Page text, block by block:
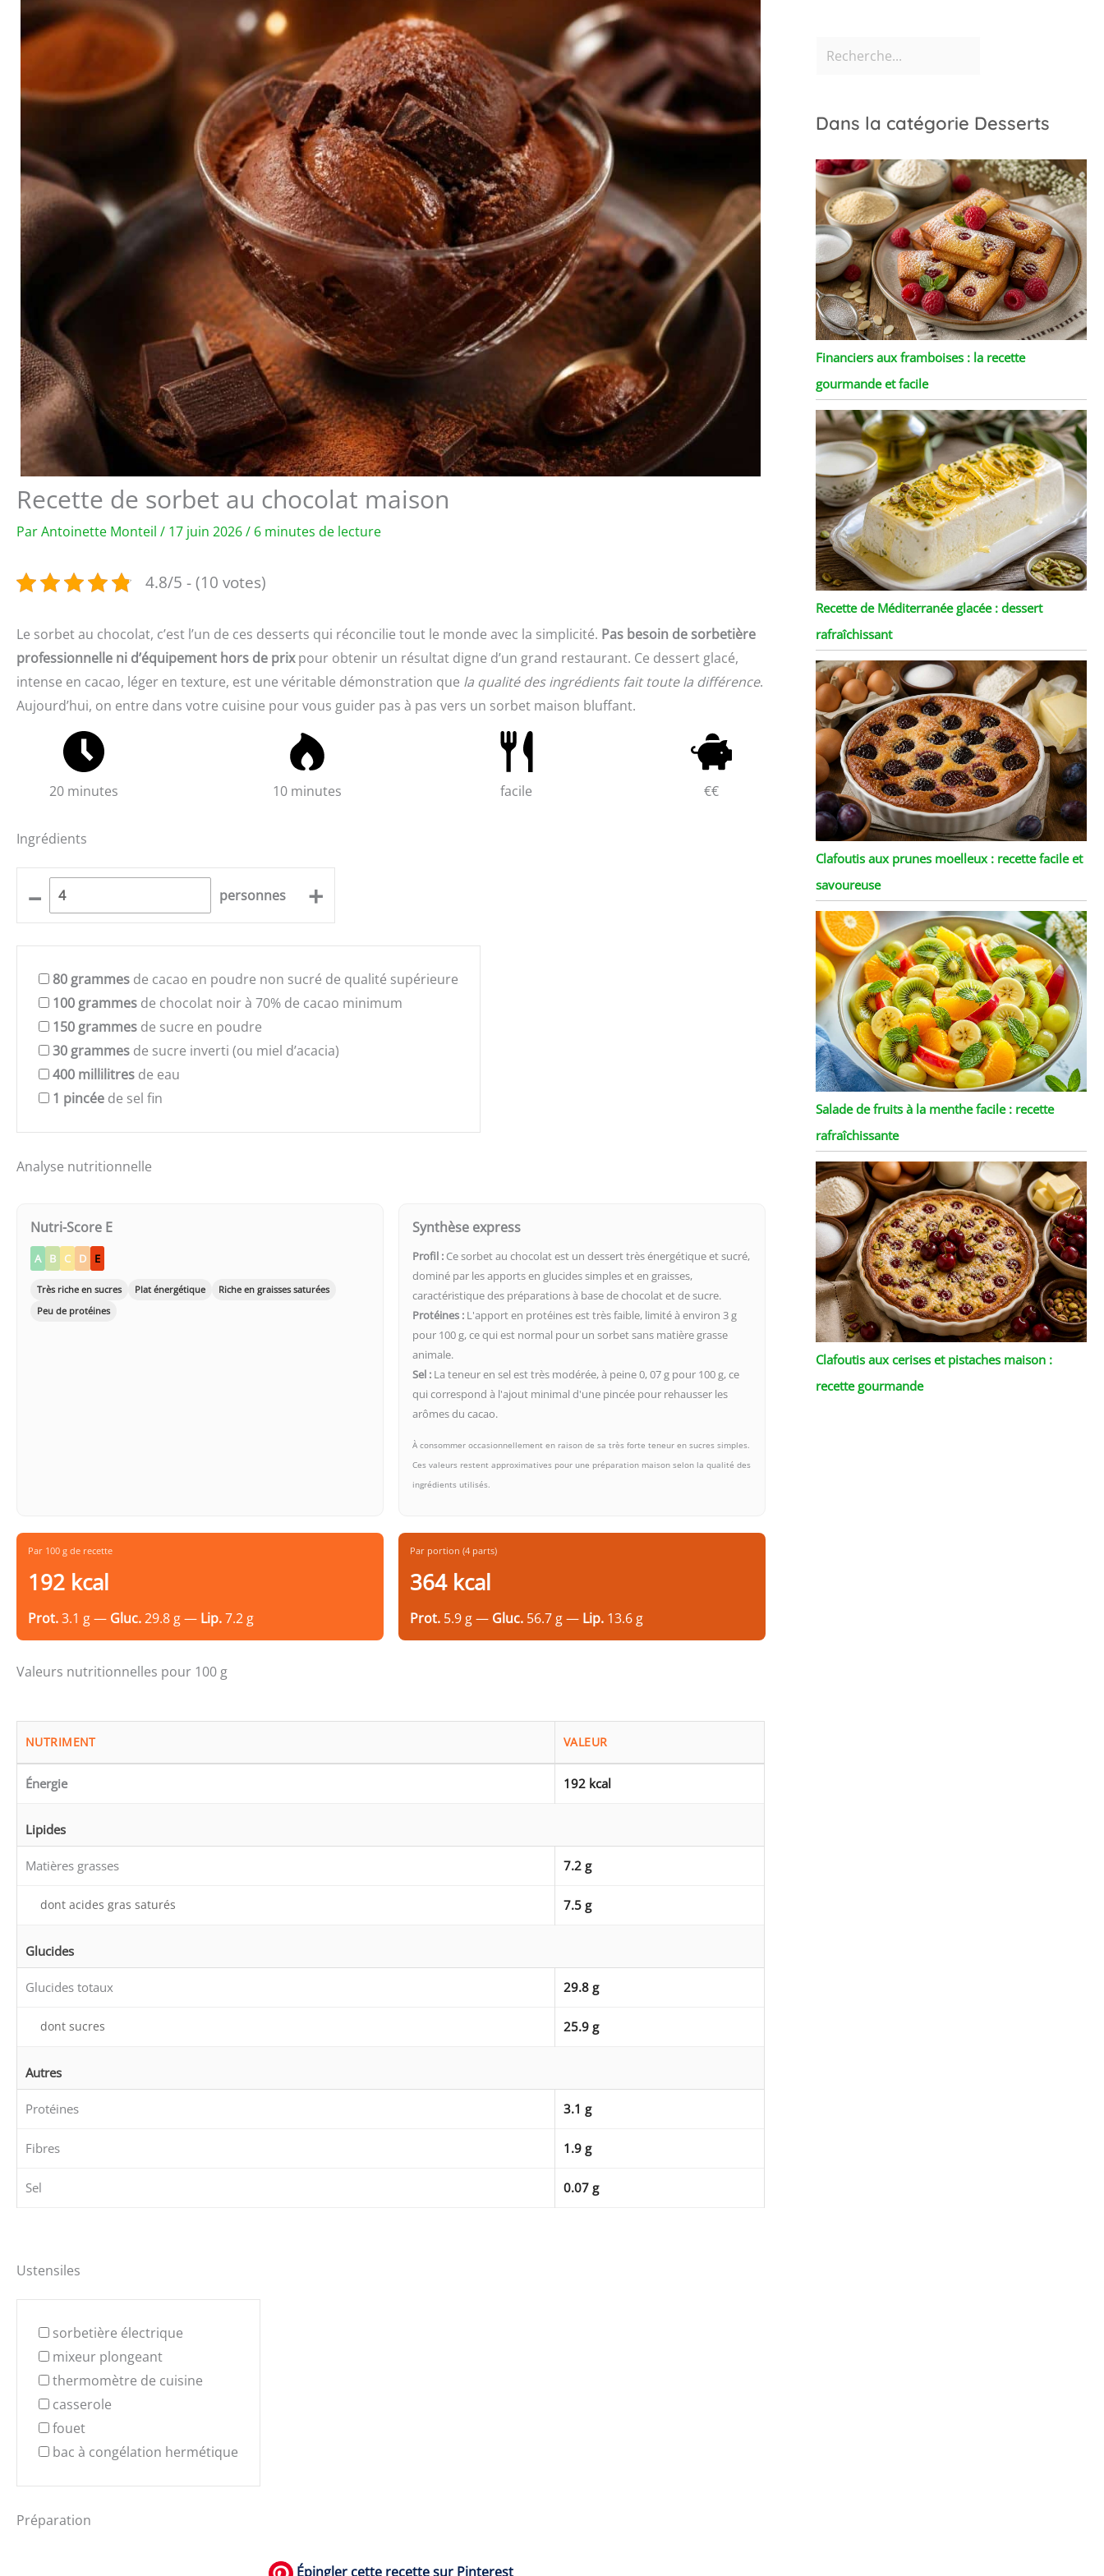
Recette de sorbet au chocolat maison
ParAntoinette Monteil / 17 juin 2026/ 6 minutes de lecture
4.8/5 - (10 votes)
Le sorbet au chocolat, c’est l’un de ces desserts qui réconcilie tout le monde avec la simplicité. Pas besoin de sorbetière
professionnelle ni d’équipement hors de prixpour obtenir un résultat digne d’un grand restaurant. Ce dessert glacé,
intense en cacao, léger en texture, est une véritable démonstration que la qualité des ingrédients fait toute la différence.
Aujourd’hui, on entre dans votre cuisine pour vous guider pas à pas vers un sorbet maison bluffant.
20 minutes 10 minutes facile €€
Ingrédients
– personnes +
80 grammes de cacao en poudre non sucré de qualité supérieure
100 grammes de chocolat noir à 70% de cacao minimum
150 grammes de sucre en poudre
30 grammes de sucre inverti (ou miel d’acacia)
400 millilitres de eau
1 pincée de sel fin
Analyse nutritionnelle
Nutri-Score E
A B C D E
Très riche en sucres Plat énergétique
Riche en graisses saturées
Peu de protéines
Synthèse express
Profil : Ce sorbet au chocolat est un dessert très énergétique et sucré,
dominé par les apports en glucides simples et en graisses,
caractéristique des préparations à base de chocolat et de sucre.
Protéines : L'apport en protéines est très faible, limité à environ 3 g
pour 100 g, ce qui est normal pour un sorbet sans matière grasse
animale.
Sel : La teneur en sel est très modérée, à peine 0, 07 g pour 100 g, ce
qui correspond à l'ajout minimal d'une pincée pour rehausser les
arômes du cacao.
À consommer occasionnellement en raison de sa très forte teneur en sucres simples.
Ces valeurs restent approximatives pour une préparation maison selon la qualité des
ingrédients utilisés.
Par 100 g de recette
192 kcal
Prot.3.1 g — Gluc.29.8 g — Lip.7.2 g
Par portion (4 parts)
364 kcal
Prot. 5.9 g — Gluc. 56.7 g — Lip. 13.6 g
Valeurs nutritionnelles pour 100 g
NUTRIMENT VALEUR
Énergie 192 kcal
Lipides
Matières grasses 7.2 g
dont acides gras saturés 7.5 g
Glucides
Glucides totaux 29.8 g
dont sucres 25.9 g
Autres
Protéines 3.1 g
Fibres 1.9 g
Sel 0.07 g
Ustensiles
sorbetière électrique
mixeur plongeant
thermomètre de cuisine
casserole
fouet
bac à congélation hermétique
Préparation
Épingler cette recette sur Pinterest
Dans la catégorie Desserts
Financiers aux framboises : la recette
gourmande et facile
Recette de Méditerranée glacée : dessert
rafraîchissant
Clafoutis aux prunes moelleux : recette facile et
savoureuse
Salade de fruits à la menthe facile : recette
rafraîchissante
Clafoutis aux cerises et pistaches maison :
recette gourmande